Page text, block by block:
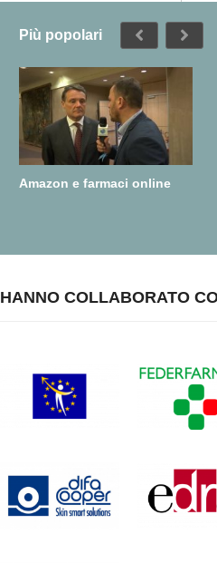
Più popolari
Amazon e farmaci online
HANNO COLLABORATO